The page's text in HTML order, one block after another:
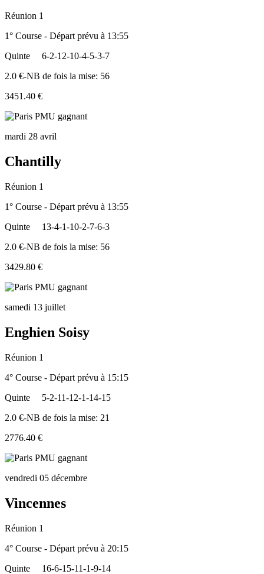
Réunion 1
1° Course - Départ prévu à 13:55
Quinte
6-2-12-10-4-5-3-7
2.0 €-NB de fois la mise: 56
3451.40 €
mardi 28 avril
Chantilly
Réunion 1
1° Course - Départ prévu à 13:55
Quinte
13-4-1-10-2-7-6-3
2.0 €-NB de fois la mise: 56
3429.80 €
samedi 13 juillet
Enghien Soisy
Réunion 1
4° Course - Départ prévu à 15:15
Quinte
5-2-11-12-1-14-15
2.0 €-NB de fois la mise: 21
2776.40 €
vendredi 05 décembre
Vincennes
Réunion 1
4° Course - Départ prévu à 20:15
Quinte
16-6-15-11-1-9-14